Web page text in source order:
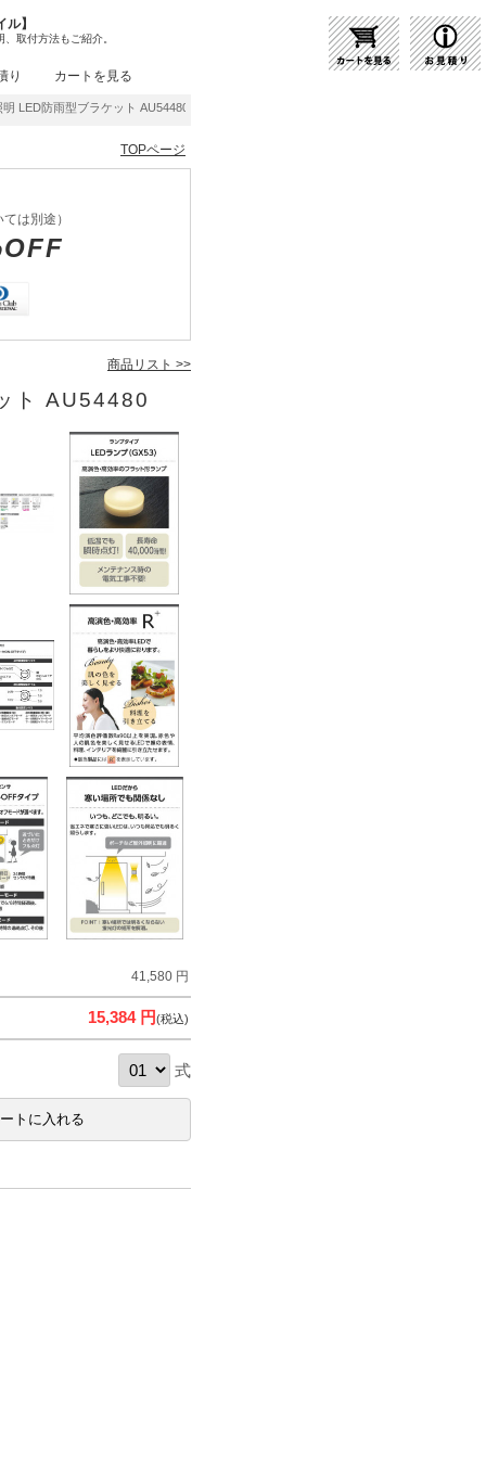
】
取付方法もご紹介。
り カートを見る
防雨型ブラケット AU54480 | 商品紹介 | 照明器具の通販・インテリア照明の通信販売【
TOPページ
は別途）
商品リスト >>
ト AU54480
41,580 円
15,384 円(税込)
式